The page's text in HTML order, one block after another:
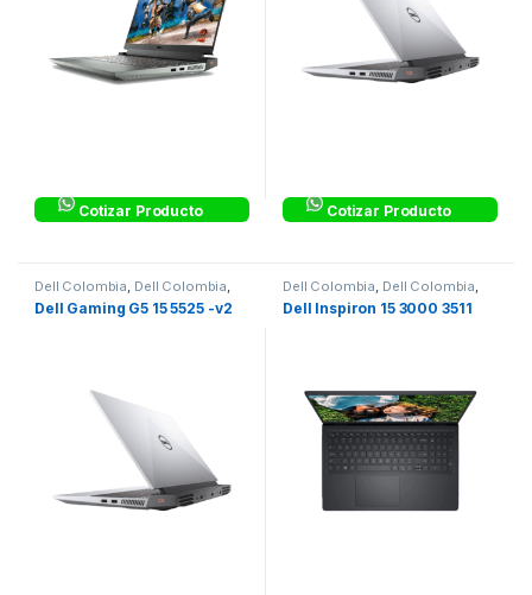
Cotizar Producto Cotizar Producto
Dell Colombia, Dell Colombia,
Laptops & Computers
Dell Gaming G5 15 5525 -v2
Dell Colombia, Dell Colombia,
Dell Inspiron Corporativo,
Equipos Corporativos,Laptops
Dell Inspiron 15 3000 3511